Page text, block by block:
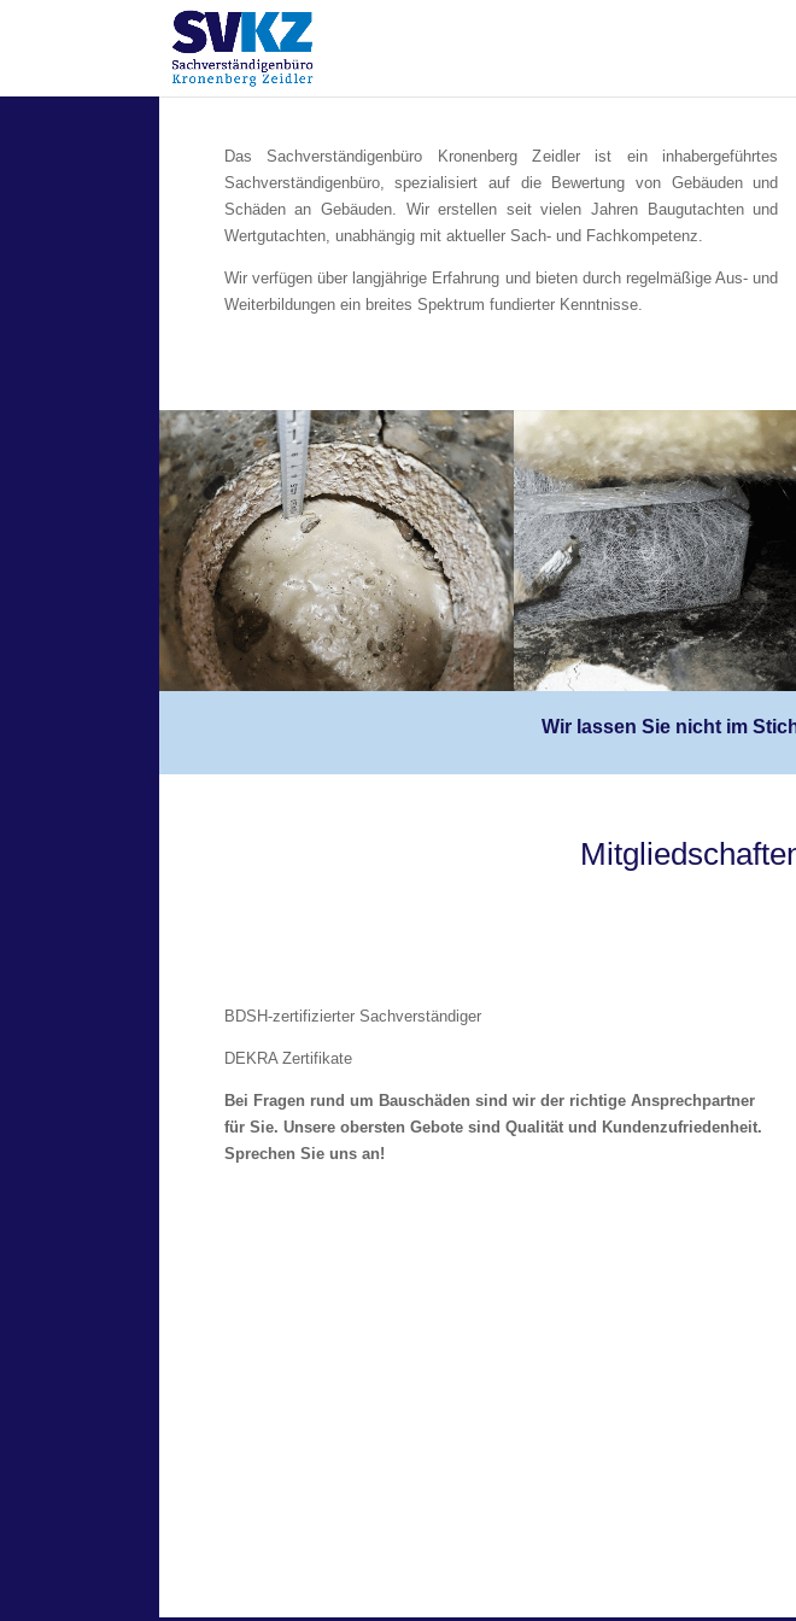
Das Sachverständigenbüro Kronenberg Zeidler ist ein inhabergeführtes
Sachverständigenbüro, spezialisiert auf die Bewertung von Gebäuden und
Schäden an Gebäuden. Wir erstellen seit vielen Jahren Baugutachten und
Wertgutachten, unabhängig mit aktueller Sach- und Fachkompetenz.
Wir verfügen über langjährige Erfahrung und bieten durch regelmäßige Aus- und
Weiterbildungen ein breites Spektrum fundierter Kenntnisse.
Wir lassen Sie nicht im
BDSH-zertifizierter Sachverständiger
DEKRA Zertifikate
Bei Fragen rund um Bauschäden sind wir der richtige Ansprechpartner
für Sie. Unsere obersten Gebote sind Qualität und Kundenzufriedenheit.
Sprechen Sie uns an!